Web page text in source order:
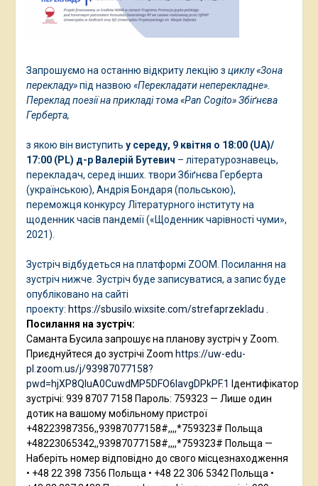
Запрошуємо на останню відкриту лекцію з циклу «Зона
перекладу»під назвою «Перекладати неперекладне».
Переклад поезії на прикладі тома «Pan Cogito» Збіґнєва
Герберта,
з якою він виступить у середу, 9 квітня о 18:00 (UA)/
17:00 (PL) д-р Валерій Бутевич – літературознавець,
перекладач, серед інших. твори Збіґнєва Герберта
(українською), Андрія Бондаря (польською),
переможця конкурсу Літературного інституту на
щоденник часів пандемії («Щоденник чарівності чуми»,
2021).
Зустріч відбудеться на платформі ZOOM. Посилання на
зустріч нижче. Зустріч буде записуватися, а запис буде
опубліковано на сайті
проекту: https://sbusilo.wixsite.com/strefaprzekladu .
Посилання на зустріч:
Саманта Бусила запрошує на планову зустріч у Zoom.
Приєднуйтеся до зустрічі Zoom https://uw-edu-
pl.zoom.us/j/93987077158?
pwd=hjXP8QIuA0CuwdMP5DFO6IavgDPkPF.1 Ідентифікатор
зустрічі: 939 8707 7158 Пароль: 759323 — Лише один
дотик на вашому мобільному пристрої
+48223987356,,93987077158#,,,,*759323# Польща
+48223065342,,93987077158#,,,,*759323# Польща —
Наберіть номер відповідно до свого місцезнаходження
• +48 22 398 7356 Польща • +48 22 306 5342 Польща •